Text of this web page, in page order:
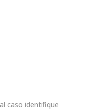
caso identifique